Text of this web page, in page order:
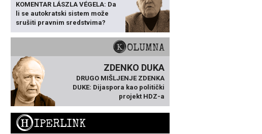
KOMENTAR LÁSZLA VÉGELA: Da
li se autokratski sistem može
srušiti pravnim sredstvima?
KOLUMNA
ZDENKO DUKA
DRUGO MIŠLJENJE ZDENKA
DUKE: Dijaspora kao politički
projekt HDZ-a
HIPERLINK